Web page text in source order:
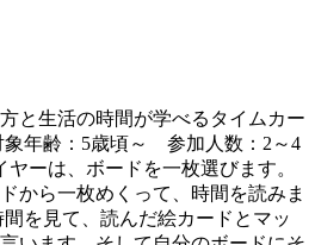
と生活の時間が学べるタイムカー
象年齢：5歳頃～ 参加人数：2～4
ーは、ボードを一枚選びます。
から一枚めくって、時間を読みま
を見て、読んだ絵カードとマッ